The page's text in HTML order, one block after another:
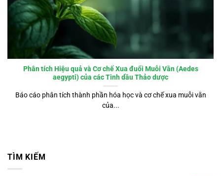
Phân tích Hiệu quả và Cơ chế Xua đuổi Muỗi Vằn (Aedes
aegypti) của các Tinh dầu Thảo dược
Báo cáo phân tích thành phần hóa học và cơ chế xua muỗi vằn
của...
TÌM KIẾM